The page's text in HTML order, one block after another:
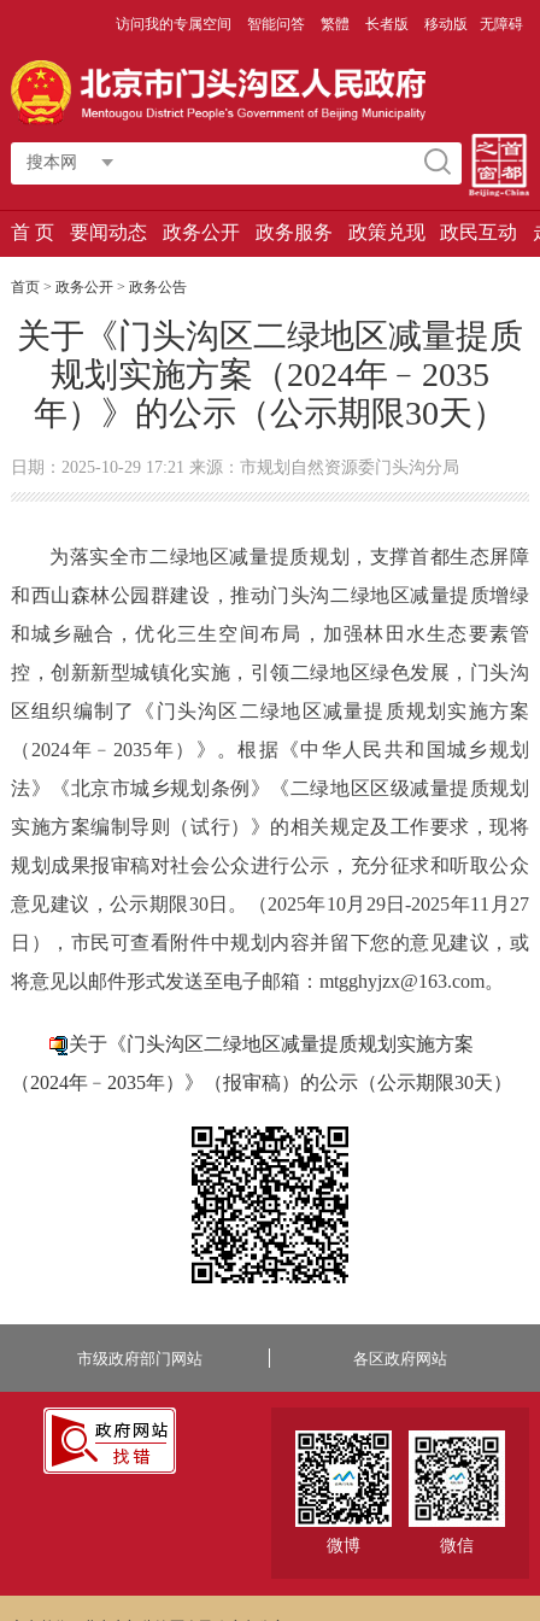
访问我的专属空间 智能问答 繁體 长者版 移动版 无障碍
搜本网
首 页 要闻动态 政务公开 政务服务 政策兑现 政民互动
首页> 政务公开> 政务公告
关于《门头沟区二绿地区减量提质
规划实施方案（2024年﹣2035
年）》的公示（公示期限30天）
日期：2025-10-29 17:21 来源：市规划自然资源委门头沟分局
为落实全市二绿地区减量提质规划，支撑首都生态屏障
和西山森林公园群建设，推动门头沟二绿地区减量提质增绿
和城乡融合，优化三生空间布局，加强林田水生态要素管
控，创新新型城镇化实施，引领二绿地区绿色发展，门头沟
区组织编制了《门头沟区二绿地区减量提质规划实施方案
（ 2024年﹣2035年）》。根据《中华人民共和国城乡规划
法》《北京市城乡规划条例》《二绿地区区级减量提质规划
实施方案编制导则（试行）》的相关规定及工作要求，现将
规划成果报审稿对社会公众进行公示，充分征求和听取公众
意见建议，公示期限30日。（2025年10月29日-2025年11月27
日），市民可查看附件中规划内容并留下您的意见建议，或
将意见以邮件形式发送至电子邮箱： mtgghyjzx@163.com。
关于《门头沟区二绿地区减量提质规划实施方案
（2024年﹣2035年）》（报审稿）的公示（公示期限30天）
市级政府部门网站 各区政府网站
微博 微信